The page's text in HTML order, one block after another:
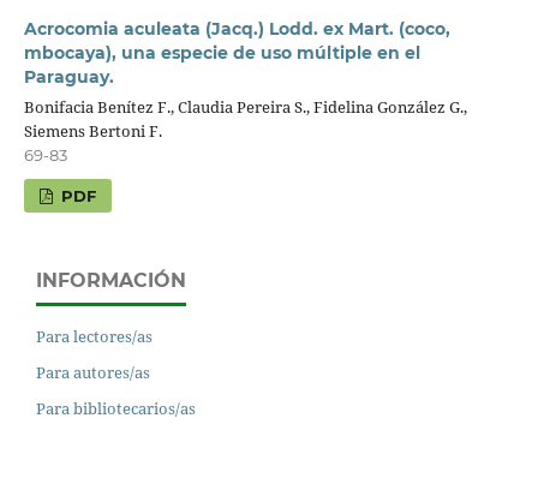
Acrocomia aculeata (Jacq.) Lodd. ex Mart. (coco,
mbocaya), una especie de uso múltiple en el
Paraguay.
Bonifacia Benítez F., Claudia Pereira S., Fidelina González G.,
Siemens Bertoni F.
69-83
PDF
INFORMACIÓN
Para lectores/as
Para autores/as
Para bibliotecarios/as